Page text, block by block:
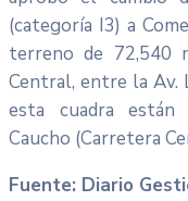
(categoría I3) a
terreno de 72,540
Central, entre la Av.
esta cuadra están
Caucho (Carretera
Fuente: Diario